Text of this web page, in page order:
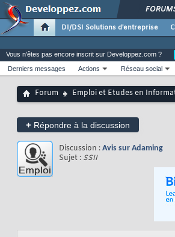
DI/DSI Solutions d'entreprise
Vous n'êtes pas encore inscrit sur Developpez.com ?
Derniers messages
Actions Réseau social
Forum Emploi et Etudes en
+ Répondre à la discussion
Discussion : Avis sur Adaming
Sujet : SSII